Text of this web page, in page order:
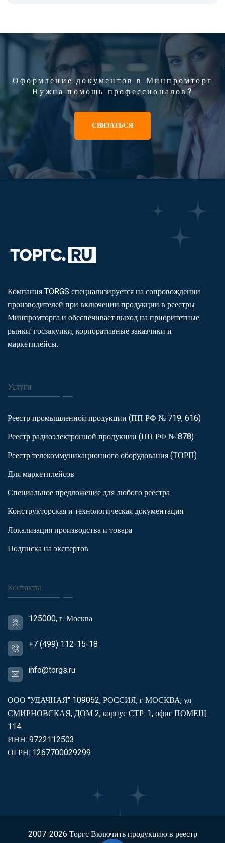
Оформление документов в Минпромторг
Нужна помощь профессионалов?
СВЯЗАТЬСЯ
Компания TORGS специализируется на сопровождении
производителей при включении продукции в реестры
Минпромторга и обеспечивает выход на приоритетные
рынки: госзакупки, корпоративные заказчики и
маркетплейсы.
Услуги
Реестр промышленной продукции (ПП РФ № 719, 616)
Реестр радиоэлектронной продукции (ПП РФ № 878)
Реестр телекоммуникационного оборудования (ТОРП)
Для маркетплейсов
Специальное предложение для любого реестра
Конструкторская и технологическая документация
Локализация производства и товара
Подписка на экспертов
Контакты:
125000, г. Москва
+7 (499) 112-15-18
info@torgs.ru
ООО "УДАЧНАЯ" 109052, РОССИЯ, г МОСКВА, ул
СМИРНОВСКАЯ, ДОМ 2, корпус СТР. 1, офис ПОМЕЩ.
114
ИНН: 9722112503
ОГРН: 1267700029299
2007-2026ТоргсВключить продукцию в реестр